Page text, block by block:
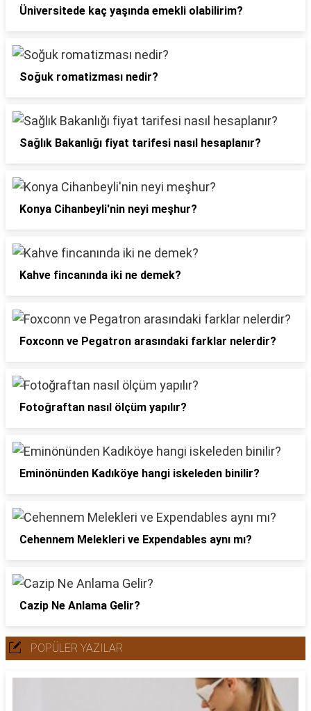
Üniversitede kaç yaşında emekli olabilirim?
Soğuk romatizması nedir?
Sağlık Bakanlığı fiyat tarifesi nasıl hesaplanır?
Konya Cihanbeyli'nin neyi meşhur?
Kahve fincanında iki ne demek?
Foxconn ve Pegatron arasındaki farklar nelerdir?
Fotoğraftan nasıl ölçüm yapılır?
Eminönünden Kadıköye hangi iskeleden binilir?
Cehennem Melekleri ve Expendables aynı mı?
Cazip Ne Anlama Gelir?
POPÜLER YAZILAR